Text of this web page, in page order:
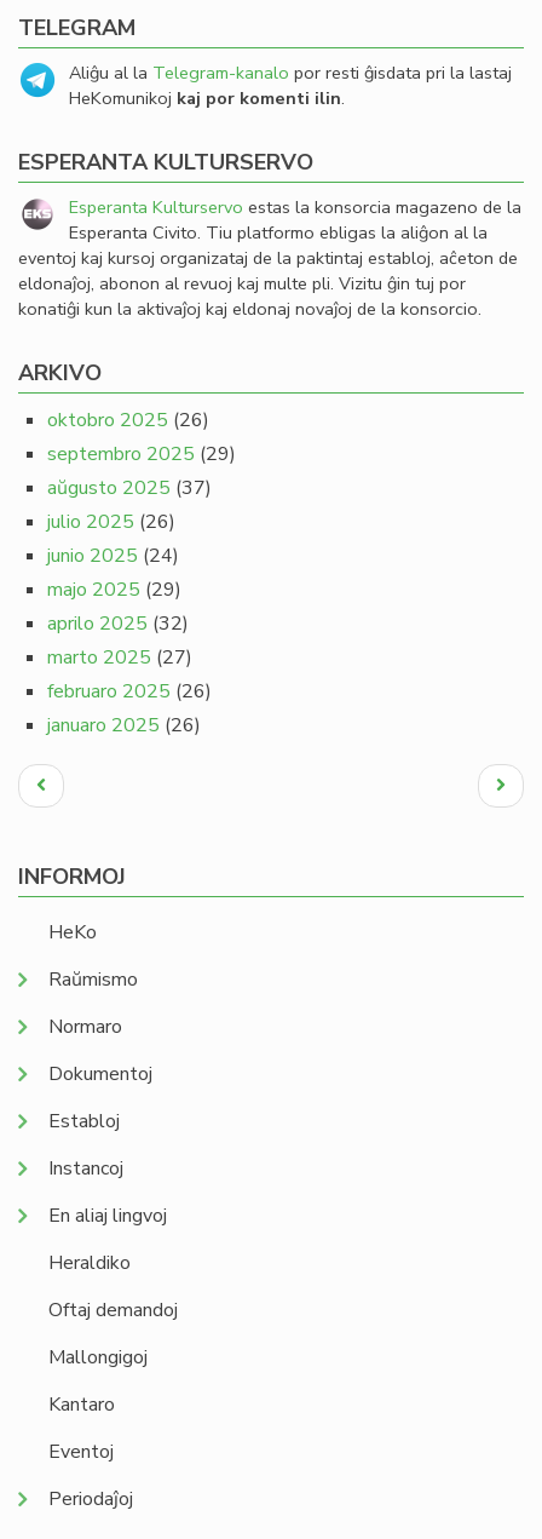
TELEGRAM
Aliĝu al la Telegram-kanalo por resti ĝisdata pri la lastaj
HeKomunikoj kaj por komenti ilin.
ESPERANTA KULTURSERVO
Esperanta Kulturservo estas la konsorcia magazeno de la
Esperanta Civito. Tiu platformo ebligas la aliĝon al la
eventoj kaj kursoj organizataj de la paktintaj establoj, aĉeton de
eldonaĵoj, abonon al revuoj kaj multe pli. Vizitu ĝin tuj por
konatiĝi kun la aktivaĵoj kaj eldonaj novaĵoj de la konsorcio.
ARKIVO
oktobro 2025 (26)
septembro 2025 (29)
aŭgusto 2025 (37)
julio 2025 (26)
junio 2025 (24)
majo 2025 (29)
aprilo 2025 (32)
marto 2025 (27)
februaro 2025 (26)
januaro 2025 (26)
Pagination
Antaŭa
paĝo
Next
page
INFORMOJ
HeKo
Raŭmismo
Normaro
Dokumentoj
Establoj
Instancoj
En aliaj lingvoj
Heraldiko
Oftaj demandoj
Mallongigoj
Kantaro
Eventoj
Periodaĵoj